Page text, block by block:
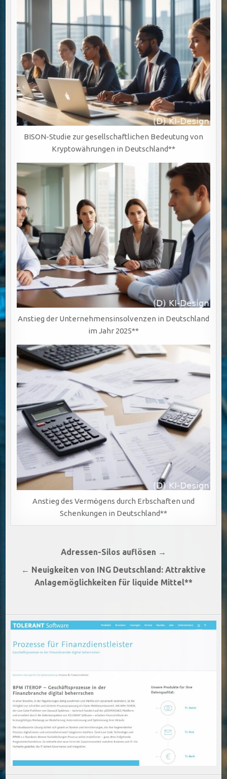
BISON-Studie zur gesellschaftlichen Bedeutung von
Kryptowährungen in Deutschland**
Anstieg der Unternehmensinsolvenzen in Deutschland
im Jahr 2025**
Anstieg des Vermögens durch Erbschaften und
Schenkungen in Deutschland**
Beitragsnavigation
Adressen-Silos auflösen →
← Neuigkeiten von ING Deutschland: Attraktive
Anlagemöglichkeiten für liquide Mittel**